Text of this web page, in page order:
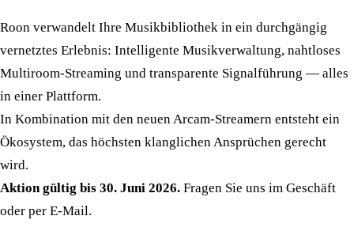
Roon verwandelt Ihre Musikbibliothek in ein durchgängig
vernetztes Erlebnis: Intelligente Musikverwaltung, nahtloses
Multiroom-Streaming und transparente Signalführung — alles
in einer Plattform.
In Kombination mit den neuen Arcam-Streamern entsteht ein
Ökosystem, das höchsten klanglichen Ansprüchen gerecht
wird.
Aktion gültig bis 30. Juni 2026. Fragen Sie uns im Geschäft
oder per E-Mail.